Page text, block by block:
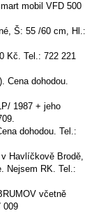
mobil VFD 500
Š: 55 /60 cm, Hl.:
Kč. Tel.: 722 221
Cena dohodou.
1987 + jeho
dohodou. Tel.:
Havlíčkově Brodě,
Nejsem RK. Tel.:
včetně
009